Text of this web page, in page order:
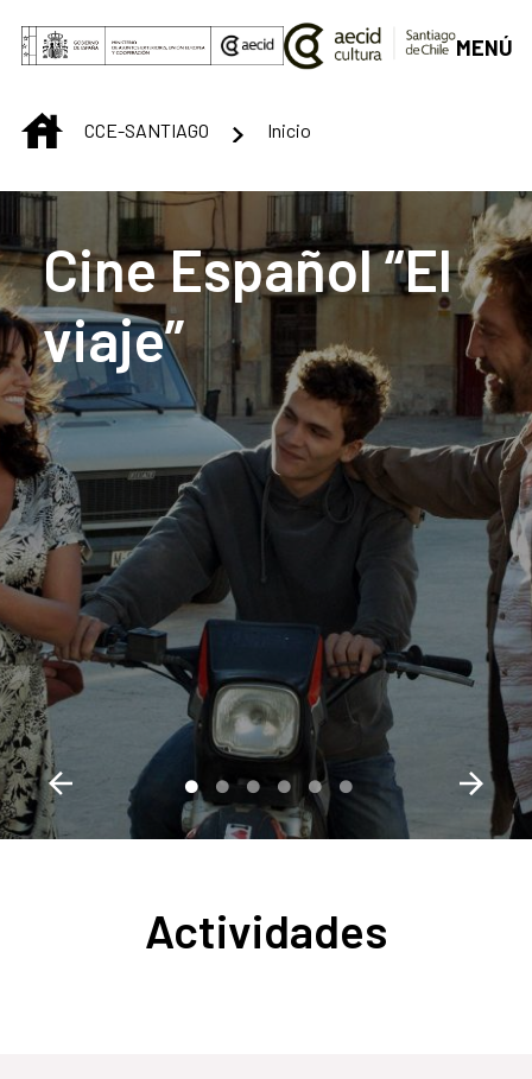
Skip to Main Content
MENÚ
INICIOCCE-SANTIAGO Inicio
Centro Cultural de
Cine Español “El
viaje”
Actividades